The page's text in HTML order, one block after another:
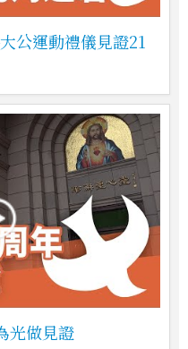
公運動禮儀見證21
光做見證